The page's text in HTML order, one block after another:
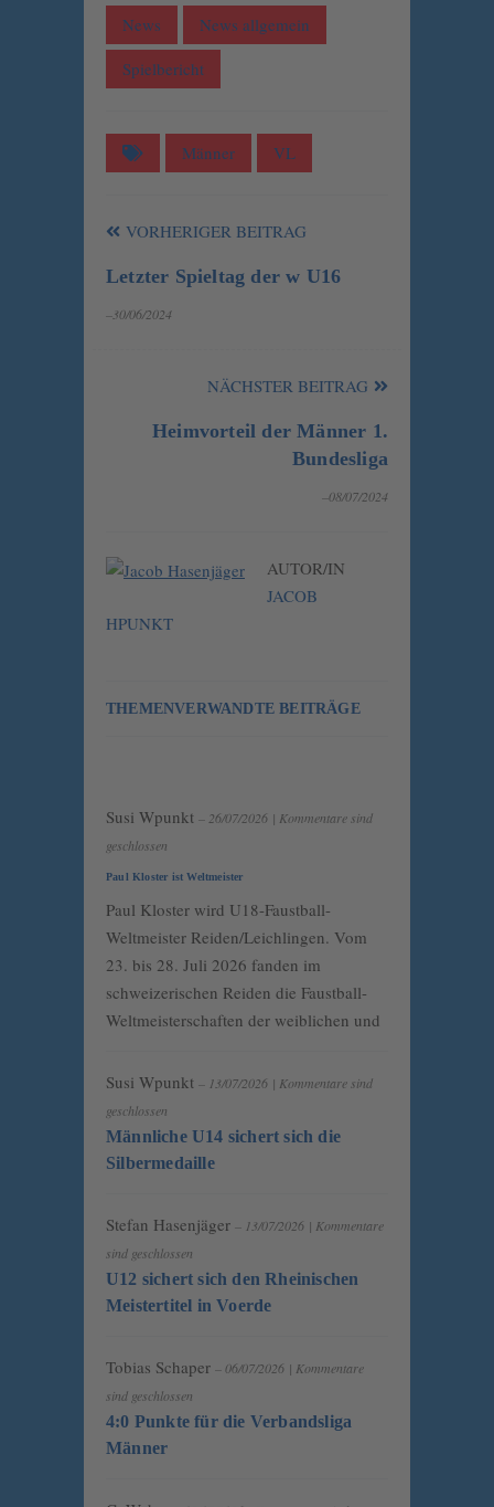
News
News allgemein
Spielbericht
Männer VL
VORHERIGER BEITRAG
Letzter Spieltag der w U16
–30/06/2024
NÄCHSTER BEITRAG
Heimvorteil der Männer 1.
Bundesliga
–08/07/2024
AUTOR/IN
JACOB
HPUNKT
THEMENVERWANDTE BEITRÄGE
Susi Wpunkt – 26/07/2026 | Kommentare sind
geschlossen
Paul Kloster ist Weltmeister
Paul Kloster wird U18-Faustball-
Weltmeister Reiden/Leichlingen. Vom
23. bis 28. Juli 2026 fanden im
schweizerischen Reiden die Faustball-
Weltmeisterschaften der weiblichen und
Susi Wpunkt – 13/07/2026 | Kommentare sind
geschlossen
Männliche U14 sichert sich die
Silbermedaille
Stefan Hasenjäger – 13/07/2026 | Kommentare
sind geschlossen
U12 sichert sich den Rheinischen
Meistertitel in Voerde
Tobias Schaper – 06/07/2026 | Kommentare
sind geschlossen
4:0 Punkte für die Verbandsliga
Männer